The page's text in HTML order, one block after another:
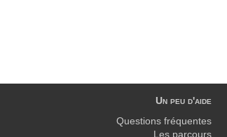
Un peu d'aide
Questions fréquentes
Les parcours